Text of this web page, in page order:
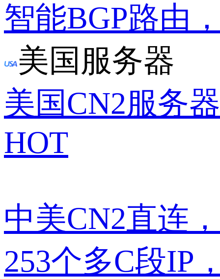
智能BGP路由
美国服务器
美国CN2服务器
HOT
中美CN2直连
253个多C段IP